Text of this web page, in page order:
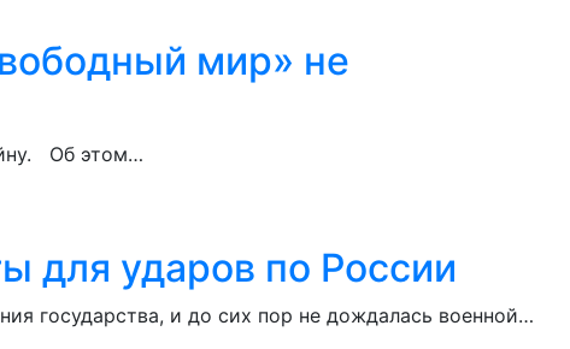
мир» не
Об этом…
для ударов по России
государства, и до сих пор не дождалась военной…